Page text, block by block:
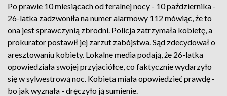
Po prawie 10 miesiącach od feralnej nocy - 10 października -
26-latka zadzwoniła na numer alarmowy 112 mówiąc, że to
ona jest sprawczynią zbrodni. Policja zatrzymała kobietę, a
prokurator postawił jej zarzut zabójstwa. Sąd zdecydował o
aresztowaniu kobiety. Lokalne media podają, że 26-latka
opowiedziała swojej przyjaciółce, co faktycznie wydarzyło
się w sylwestrową noc. Kobieta miała opowiedzieć prawdę -
bo jak wyznała - dręczyło ją sumienie.